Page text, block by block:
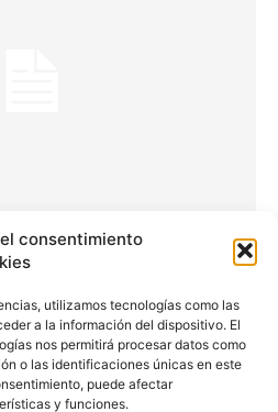
consentimiento
utilizamos tecnologías como las
a la información del dispositivo. El
nos permitirá procesar datos como
o las identificaciones únicas en este
puede afectar
y funciones.
del
presentado la nueva